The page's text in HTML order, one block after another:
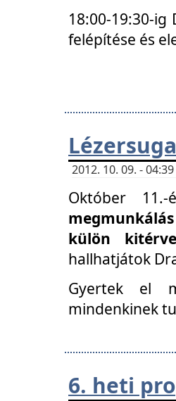
18:00-19:30-
felépítése és
2012. 10. 09. -
Október
külön
hallhatjátok
Gyertek el
mindenkinek
6. heti